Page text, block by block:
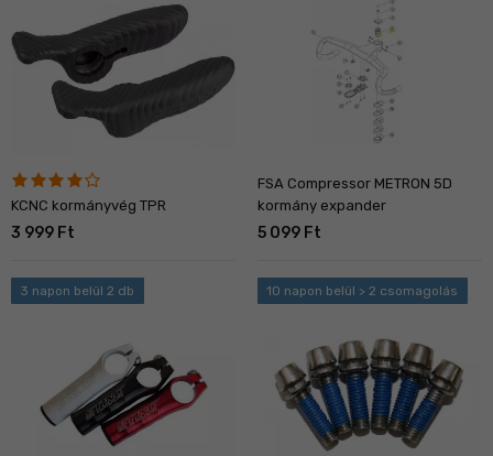
KCNC kormányvég TPR
3 999 Ft
FSA Compressor METRON 5D
kormány expander
5 099 Ft
3 napon belül 2 db 10 napon belül > 2 csomagolás